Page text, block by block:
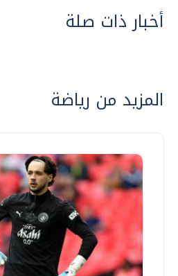
أخبار ذات صلة
المزيد من رياضة